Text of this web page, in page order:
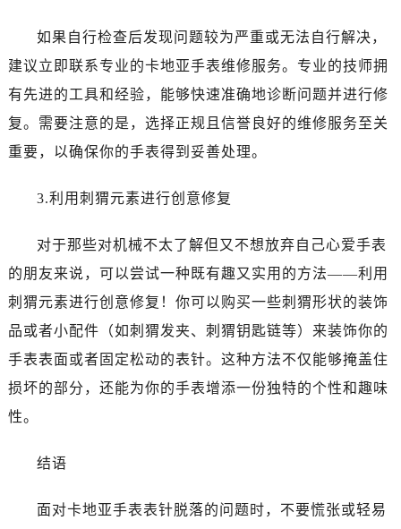
如果自行检查后发现问题较为严重或无法自行解决，
建议立即联系专业的卡地亚手表维修服务。专业的技师拥
有先进的工具和经验，能够快速准确地诊断问题并进行修
复。需要注意的是，选择正规且信誉良好的维修服务至关
重要，以确保你的手表得到妥善处理。
3.利用刺猬元素进行创意修复
对于那些对机械不太了解但又不想放弃自己心爱手表
的朋友来说，可以尝试一种既有趣又实用的方法——利用
刺猬元素进行创意修复！你可以购买一些刺猬形状的装饰
品或者小配件（如刺猬发夹、刺猬钥匙链等）来装饰你的
手表表面或者固定松动的表针。这种方法不仅能够掩盖住
损坏的部分，还能为你的手表增添一份独特的个性和趣味
性。
结语
面对卡地亚手表表针脱落的问题时，不要慌张或轻易